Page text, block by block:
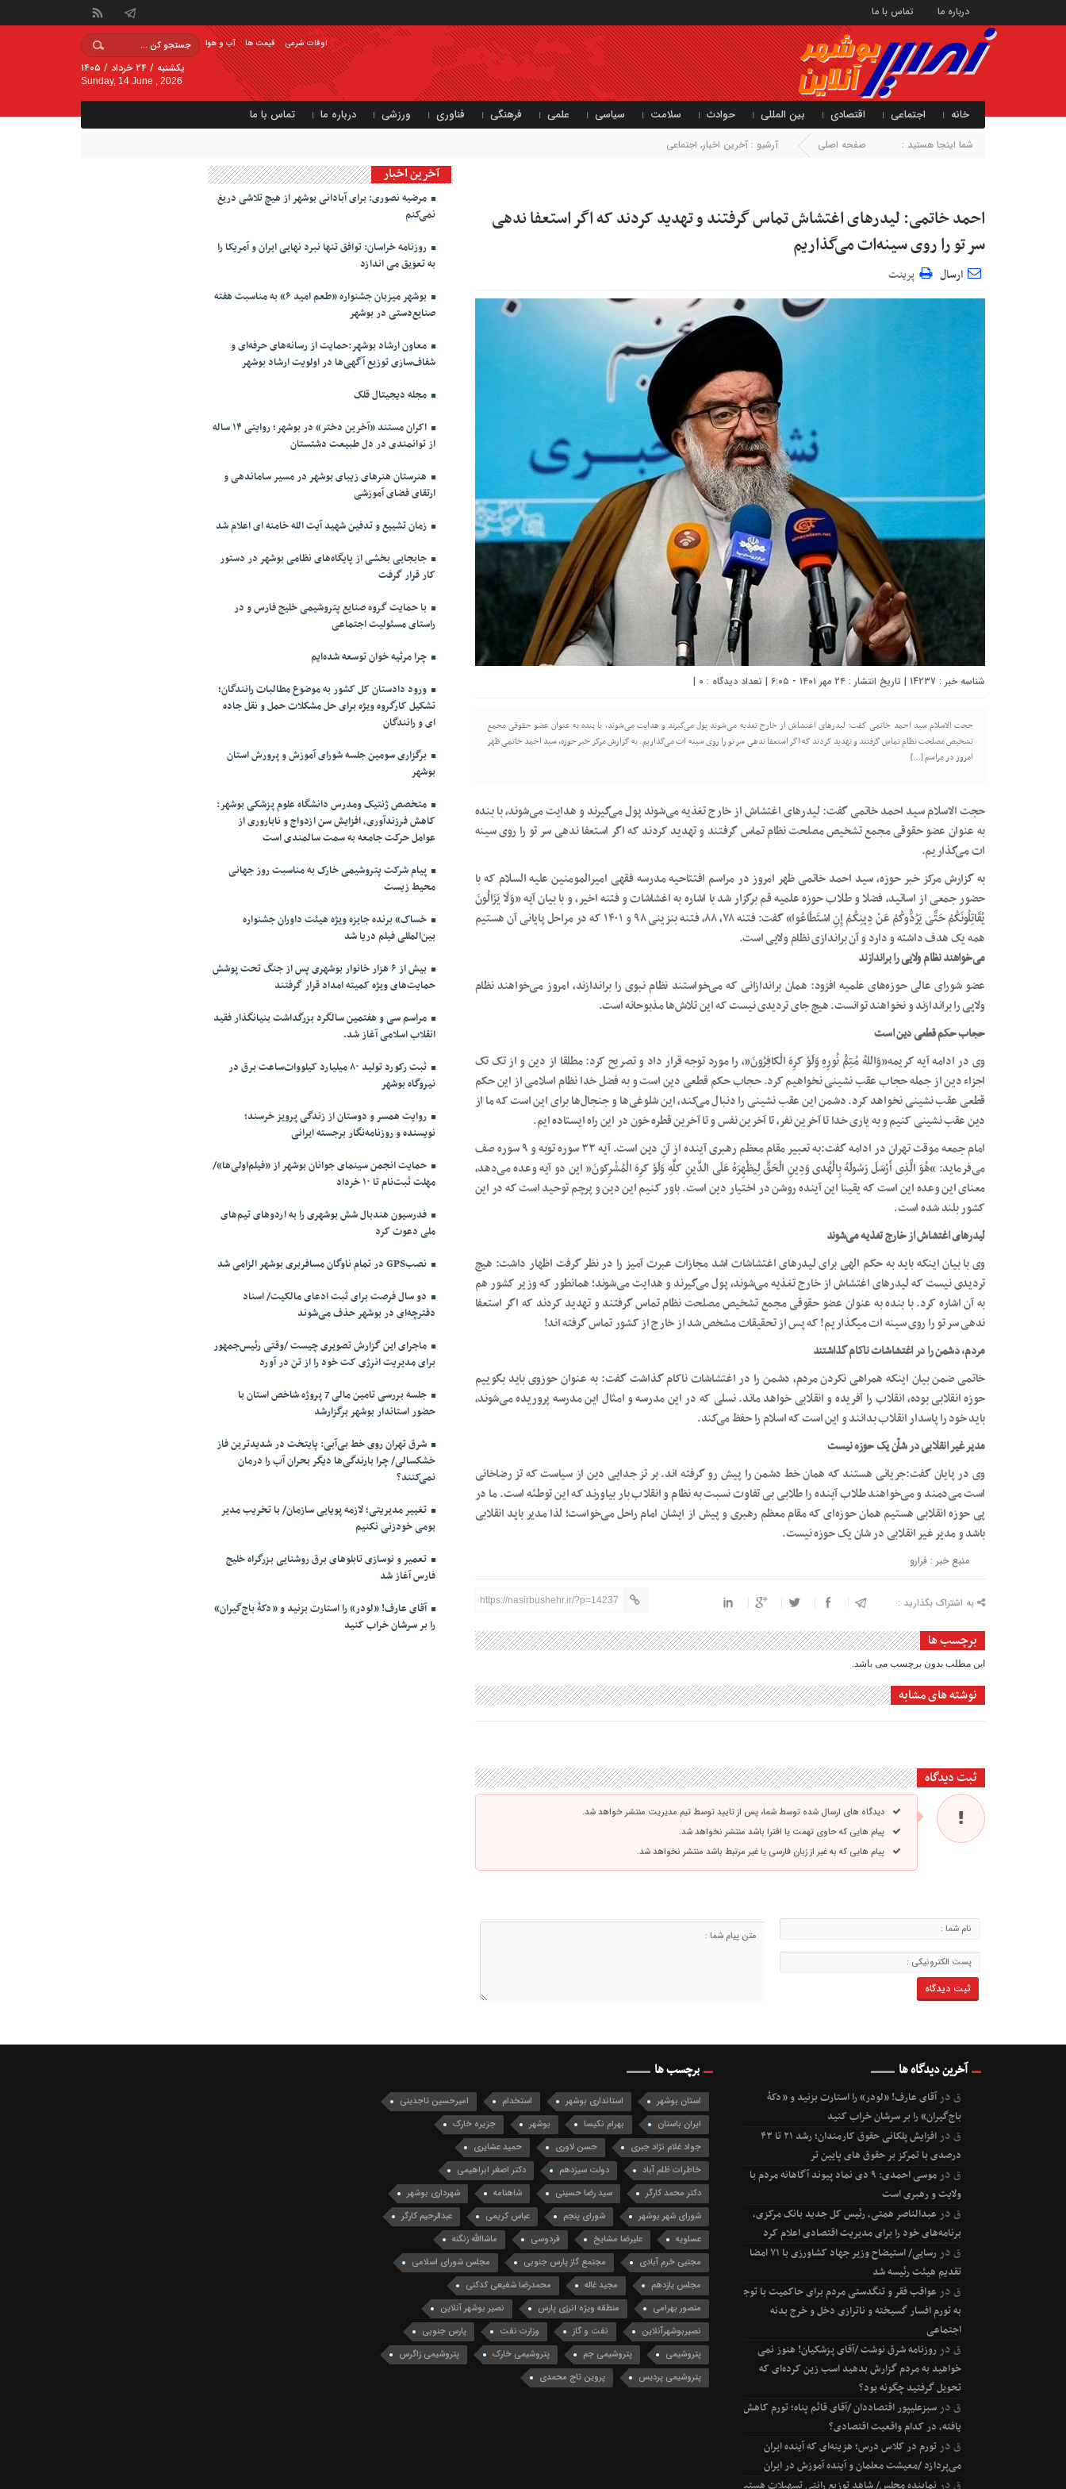
درباره ما تماس با ما
آب و هوا قیمت ها اوقات شرعی
یکشنبه / ۲۴ خرداد / ۱۴۰۵
Sunday, 14 June , 2026
خانه اجتماعی اقتصادی بین المللی حوادث سلامت سیاسی علمی فرهنگی فناوری ورزشی درباره ما تماس با ما
شما اینجا هستید : صفحه اصلی آرشیو : آخرین اخبار, اجتماعی
احمد خاتمی:‌ لیدرهای اغتشاش تماس گرفتند و تهدید کردند که اگر استعفا ندهی
سر تو را روی سینه‌ات می‌گذاریم
ارسال پرینت
شناسه خبر : 14237 | تاریخ انتشار : ۲۴ مهر ۱۴۰۱ - ۶:۰۵ | تعداد دیدگاه : 0
|
حجت الاسلام سید احمد خاتمی گفت: لیدر‌های اغتشاش از خارج تغذیه می‌شوند پول می‌گیرند و هدایت می‌شوند، با بنده به عنوان عضو حقوقی مجمع
تشخیص مصلحت نظام تماس گرفتند و تهدید کردند که اگر استعفا ندهی سر تو را روی سینه ات می‌گذاریم. به گزارش مرکز خبر حوزه، سید احمد خاتمی ظهر
امروز در مراسم […]
حجت الاسلام سید احمد خاتمی گفت: لیدر‌های اغتشاش از خارج تغذیه می‌شوند پول می‌گیرند و هدایت می‌شوند، با بنده
به عنوان عضو حقوقی مجمع تشخیص مصلحت نظام تماس گرفتند و تهدید کردند که اگر استعفا ندهی سر تو را روی سینه
ات می‌گذاریم.
به گزارش مرکز خبر حوزه، سید احمد خاتمی ظهر امروز در مراسم افتتاحیه مدرسه فقهی امیرالمومنین علیه السلام که با
حضور جمعی از اساتید، فضلا و طلاب حوزه علمیه قم برگزار شد با اشاره به اغشاشات و فتنه اخیر، و با بیان آیه «وَلَا یَزَالُونَ
یُقَاتِلُونَکُمْ حَتَّیٰ یَرُدُّوکُمْ عَنْ دِینِکُمْ إِنِ اسْتَطَاعُوا» گفت: فتنه ۷۸، ۸۸، فتنه بنزینی ۹۸ و ۱۴۰۱ که در مراحل پایانی آن هستیم
همه یک هدف داشته و دارد و آن براندازی نظام ولایی است.
می‌خواهند نظام ولایی را براندازند
عضو شورای عالی حوزه‌های علمیه افزود: همان براندازانی که می‌خواستند نظام نبوی را براندازند، امروز می‌خواهند نظام
ولایی را براندازند و نخواهند توانست. هیچ جای تردیدی نیست که این تلاش‌ها مذبوحانه است.
حجاب حکم قطعی دین است
وی در ادامه آیه کریمه”وَاللهُ مُتِمُّ نُورِهِ وَلَوْ کرِهَ الْکافِرُونَ”، را مورد توجه قرار داد و تصریح کرد: مطلقا از دین و از تک تک
اجزاء دین از جمله حجاب عقب نشینی نخواهیم کرد. حجاب حکم قطعی دین است و به فضل خدا نظام اسلامی از این حکم
قطعی عقب نشینی نخواهد کرد. دشمن این عقب نشینی را دنبال می‌کند، این شلوغی‌ها و جنجال‌ها برای این است که ما از
دین عقب نشینی کنیم و به یاری خدا تا آخرین نفر، تا آخرین نفس و تا آخرین قطره خون در این راه ایستاده ایم.
امام جمعه موقت تهران در ادامه گفت:به تعبیر مقام معظم رهبری آینده از آنِ دین است. آیه ۳۳ سوره توبه و ۹ سوره صف
می‌فرماید: “هُوَ الَّذِی أَرْسَلَ رَسُولَهُ بِالْهُدی وَدِینِ الْحَقِّ لِیظْهِرَهُ عَلَی الدِّینِ کلِّهِ وَلَوْ کرِهَ الْمُشْرِکونَ” این دو آیه وعده می‌دهد،
معنای این وعده این است که یقینا این آینده روشن در اختیار دین است. باور کنیم این دین و پرچم توحید است که در این
کشور بلند شده است.
لیدر‌های اغتشاش از خارج تغذیه می‌شوند
وی با بیان اینکه باید به حکم الهی برای لیدر‌های اغتشاشات اشد مجازات عبرت آمیز را در نظر گرفت اظهار داشت: هیچ
تردیدی نیست که لیدر‌های اغتشاش از خارج تغذیه می‌شوند، پول می‌گیرند و هدایت می‌شوند؛ همانطور که وزیر کشور هم
به آن اشاره کرد. با بنده به عنوان عضو حقوقی مجمع تشخیص مصلحت نظام تماس گرفتند و تهدید کردند که اگر استعفا
ندهی سر تو را روی سینه ات میگذاریم! که پس از تحقیقات مشخص شد از خارج از کشور تماس گرفته اند!
مردم، دشمن را در اغتشاشات ناکام گذاشتند
خاتمی ضمن بیان اینکه همراهی نکردن مردم، دشمن را در اغتشاشات ناکام گذاشت گفت: به عنوان حوزوی باید بگوییم
حوزه انقلابی بوده، انقلاب را آفریده و انقلابی خواهد ماند. نسلی که در این مدرسه و امثال این مدرسه پروریده می‌شوند،
باید خود را پاسدار انقلاب بدانند و این است که اسلام را حفظ می‌کند.
مدیر غیر انقلابی در شأن یک حوزه نیست
وی در پایان گفت:جریانی هستند که همان خط دشمن را پیش رو گرفته اند. بر تز جدایی دین از سیاست که تز رضاخانی
است می‌دمند و می‌خواهند طلاب آینده را طلابی بی تفاوت نسبت به نظام و انقلاب بار بیاورند که این توطئه است. ما در
پی حوزه انقلابی هستیم همان حوزه‌ای که مقام معظم رهبری و پیش از ایشان امام راحل می‌خواست؛ لذا مدیر باید انقلابی
باشد و مدیر غیر انقلابی در شان یک حوزه نیست.
منبع خبر : فرارو
به اشتراک بگذارید : https://nasirbushehr.ir/?p=14237
برچسب ها
این مطلب بدون برچسب می باشد.
نوشته های مشابه
ثبت دیدگاه
دیدگاه های ارسال شده توسط شما، پس از تایید توسط تیم مدیریت منتشر خواهد شد.
پیام هایی که حاوی تهمت یا افترا باشد منتشر نخواهد شد.
پیام هایی که به غیر از زبان فارسی یا غیر مرتبط باشد منتشر نخواهد شد.
آخرین اخبار
مرضیه نصوری: برای آبادانی بوشهر از هیچ تلاشی دریغ
نمی‌کنم
روزنامه خراسان: توافق تنها نبرد نهایی ایران و آمریکا را
به تعویق می اندازد
بوشهر میزبان جشنواره «طعم امید ۶» به مناسبت هفته
صنایع‌دستی در بوشهر
معاون ارشاد بوشهر:حمایت از رسانه‌های حرفه‌ای و
شفاف‌سازی توزیع آگهی‌ها در اولویت ارشاد بوشهر
مجله دیجیتال قلک
اکران مستند «آخرین دختر» در بوشهر؛ روایتی ۱۴ ساله
از توانمندی در دل طبیعت دشتستان
هنرستان هنرهای زیبای بوشهر در مسیر ساماندهی و
ارتقای فضای آموزشی
زمان تشییع و تدفین شهید آیت الله خامنه ای اعلام شد
جابجایی بخشی از پایگاه‌های نظامی بوشهر در دستور
کار قرار گرفت
با حمایت گروه صنایع پتروشیمی خلیج فارس و در
راستای مسئولیت اجتماعی
چرا مرثیه خوان توسعه شده‌ایم
ورود دادستان کل کشور به موضوع مطالبات رانندگان؛
تشکیل کارگروه ویژه برای حل مشکلات حمل و نقل جاده
ای و رانندگان
برگزاری سومین جلسه شورای آموزش و پرورش استان
بوشهر
متخصص ژنتیک ومدرس دانشگاه علوم پزشکی بوشهر:
کاهش فرزندآوری، افزایش سن ازدواج و ناباروری از
عوامل حرکت جامعه به سمت سالمندی است
پیام شرکت پتروشیمی خارک به مناسبت روز جهانی
محیط زیست
خساک» برنده جایزه ویژه هیئت داوران جشنواره
بین‌المللی فیلم دریا شد
بیش از ۶ هزار خانوار بوشهری پس از جنگ تحت پوشش
حمایت‌های ویژه کمیته امداد قرار گرفتند
مراسم سی و هفتمین سالگرد بزرگداشت بنیانگذار فقید
انقلاب اسلامی آغاز شد.
ثبت رکورد تولید ۸۰ میلیارد کیلووات‌ساعت برق در
نیروگاه بوشهر
روایت همسر و دوستان از زندگی پرویز خرسند؛
نویسنده و روزنامه‌نگار برجسته ایرانی
حمایت انجمن سینمای جوانان بوشهر از «فیلم‌اولی‌ها»/
مهلت ثبت‌نام تا ۱۰ خرداد
فدرسیون هندبال شش بوشهری را به اردوهای تیم‌های
ملی دعوت کرد
نصبGPS در تمام ناوگان مسافربری بوشهر الزامی شد
دو سال فرصت برای ثبت ادعای مالکیت/ اسناد
دفترچه‌ای در بوشهر حذف می‌شوند
ماجرای این گزارش تصویری چیست /وقتی رئیس‌جمهور
برای مدیریت انرژی کت خود را از تن در آورد
جلسه بررسی تامین مالی 7 پروژه شاخص استان با
حضور استاندار بوشهر برگزارشد
شرق تهران روی خط بی‌آبی: پایتخت در شدیدترین فاز
خشکسالی/ چرا بارندگی‌ها دیگر بحران آب را درمان
نمی‌کنند؟
تغییر مدیریتی؛ لازمه پویایی سازمان/ با تخریب مدیر
بومی خودزنی نکنیم
تعمیر و نوسازی تابلو‌های برق روشنایی بزرگراه خلیج
فارس آغاز شد
آقای عارف! «لودر» را استارت بزنید و «دکۀ باج‌گیران»
را بر سرشان خراب کنید
آخرین دیدگاه ها
قدرآقای عارف! «لودر» را استارت بزنید و «دکۀ
باج‌گیران» را بر سرشان خراب کنید
قدر
افزایش پلکانی حقوق کارمندان؛ رشد ۲۱ تا ۴۳
درصدی با تمرکز بر حقوق های پایین تر
قدر
موسی احمدی: ۹ دی نماد پیوند آگاهانه مردم با
ولایت و رهبری است
قدر عبدالناصر همتی، رئیس کل جدید بانک مرکزی،
برنامه‌های خود را برای مدیریت اقتصادی اعلام کرد
قدر
رسایی/ استیضاح وزیر جهاد کشاورزی با ۷۱ امضا
تقدیم هیئت رئیسه شد
قدر عواقب فقر و تنگدستی مردم برای حاکمیت با توجه
به تورم افسار گسیخته و ناترازی دخل و خرج بدنه
اجتماعی
قدرروزنامه شرق نوشت /آقای پزشکیان! هنوز نمی
خواهید به مردم گزارش بدهید اسب زین کرده‌ای که
تحویل گرفتید چگونه بود؟
قدرسبزعلیپور اقتصاددان /آقای قائم پناه؛ تورم کاهش
یافته، در کدام واقعیت اقتصادی؟
قدرتورم در کلاس درس؛ هزینه‌ای که آینده ایران
می‌پردازد /معیشت معلمان و آینده آموزش در ایران
برچسب ها
استان بوشهر استانداری بوشهر استخدام
امیرحسین تاجدینی
ایران باستان
بهرام نکیسا بوشهر
جزیره خارک
جواد غلام نژاد جبری
حسن لاوری
حمید عشایری
خاطرات ظلم آباد
دولت سیزدهم
دکتر اصغر ابراهیمی
دکتر محمد کارگر
سید رضا حسینی شاهنامه
شهرداری بوشهر
شورای شهر بوشهر
شورای پنجم عباس کریمی
عبدالرحیم کارگر
عسلویه
علیرضا مشایخ فردوسی
ماشاالله زنگنه
مجتبی خرم آبادی
مجتمع گاز پارس جنوبی
مجلس شورای اسلامی
مجلس یازدهم
مجید غاله
محمدرضا شفیعی کدکنی
منصور بهرامی
منطقه ویژه انرژی پارس
نصیر بوشهر آنلاین
نصیربوشهرآنلاین
نفت و گاز وزارت نفت
پارس جنوبی
پتروشیمی
پتروشیمی جم پتروشیمی خارک
پتروشیمی زاگرس
پتروشیمی پردیس
پروین تاج محمدی